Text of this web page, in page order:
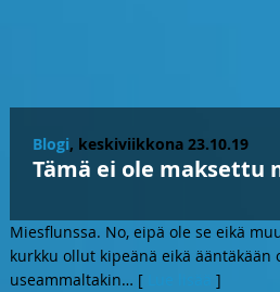
Blogi, keskiviikkona 23.10.19
Tämä ei ole maksettu
Miesflunssa. No, eipä ole se eikä
kurkku ollut kipeänä eikä ääntäkään
useammaltakin… [ ]